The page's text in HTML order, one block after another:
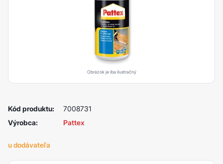
Obrázok je iba ilustračný
Kód produktu:
7008731
Výrobca:
Pattex
u dodávateľa